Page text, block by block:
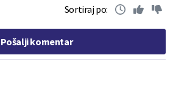
Sortiraj po:
Pošalji komentar